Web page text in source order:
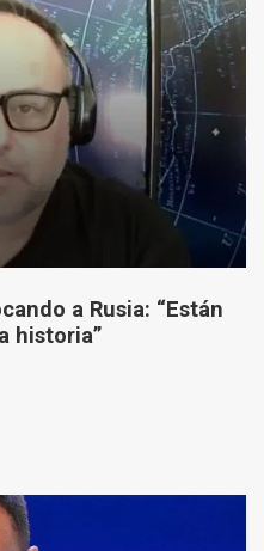
a Rusia: “Están
historia”